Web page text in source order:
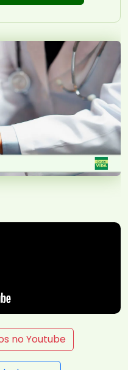
no Youtube